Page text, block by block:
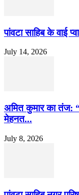
पांवटा साहिब के वाई
July 14, 2026
अमित कुमार का तंज:
मेहनत...
July 8, 2026